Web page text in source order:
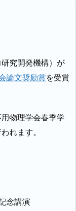
究開発機構）が
論文奨励賞を受賞
物理学会春季学
れます。
念講演